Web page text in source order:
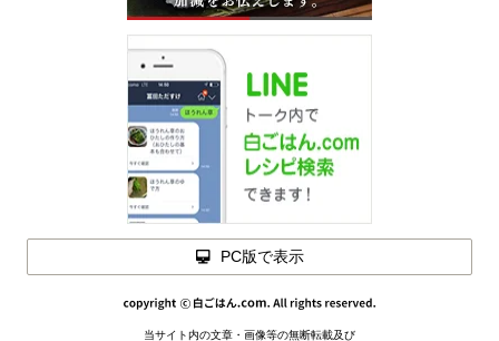
PC版で表示
当サイト内の文章・画像等の無断転載及び